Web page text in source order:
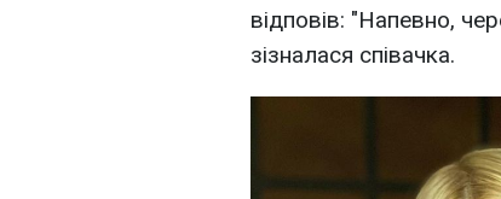
відповів: "Напевно,
зізналася співачка.